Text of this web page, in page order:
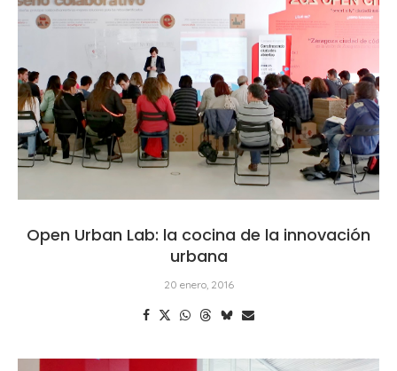
Open Urban Lab: la cocina de la innovación
urbana
20 enero, 2016